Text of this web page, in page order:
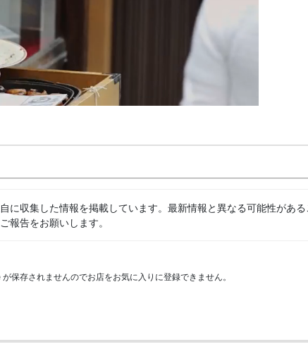
に収集した情報を掲載しています。最新情報と異なる可能性があ
報告をお願いします。
保存されませんのでお店をお気に入りに登録できません。